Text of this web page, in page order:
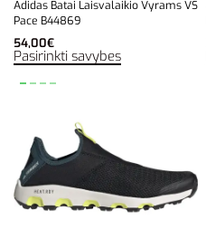
Adidas Batai Laisvalaikio Vyrams VS
Pace B44869
54,00€
Pasirinkti savybes